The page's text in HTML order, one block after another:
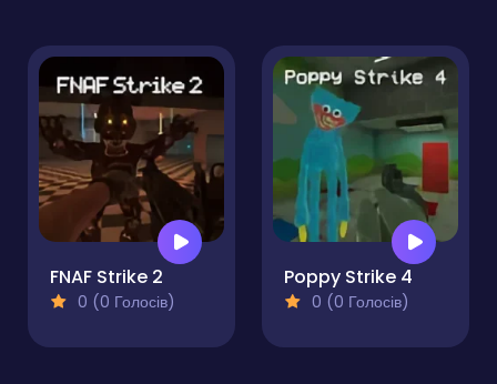
FNAF Strike 2
0 (0 Голосів)
Poppy Strike 4
0 (0 Голосів)